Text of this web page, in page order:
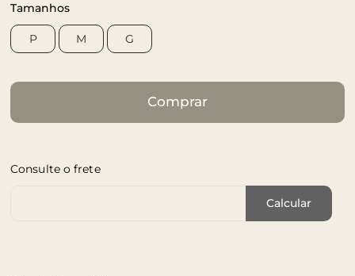
Tamanhos
P M G
Comprar
Consulte o frete
Calcular